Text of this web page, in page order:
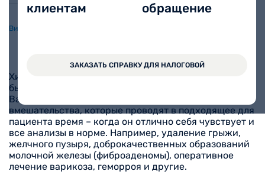
клиентам
обращение
ЗАКАЗАТЬ СПРАВКУ ДЛЯ НАЛОГОВОЙ
Видео
Хирургия – это не только экстренные операции для
быстрого снятия боли и порой спасения жизни.
Важным направлением остаются плановые
вмешательства, которые проводят в подходящее для
пациента время – когда он отлично себя чувствует и
все анализы в норме. Например, удаление грыжи,
желчного пузыря, доброкачественных образований
молочной железы (фиброаденомы), оперативное
лечение варикоза, геморроя и другие.